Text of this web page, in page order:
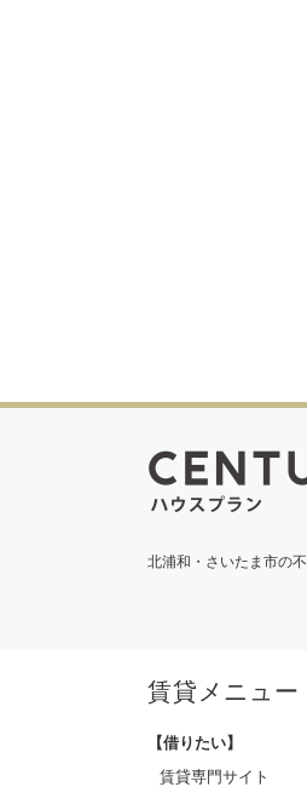
北浦和・さいたま市の
賃貸メニュー
【借りたい】
賃貸専門サイト